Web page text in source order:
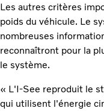
Les autres critères
poids du véhicule. Le
nombreuses
reconnaîtront pour la
le système.
« L'I-See reproduit le
qui utilisent l'énergie